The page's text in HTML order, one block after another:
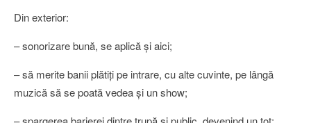
Din exterior:
– sonorizare bună, se aplică şi aici;
– să merite banii plătiţi pe intrare, cu alte cuvinte, pe lângă
muzică să se poată vedea şi un show;